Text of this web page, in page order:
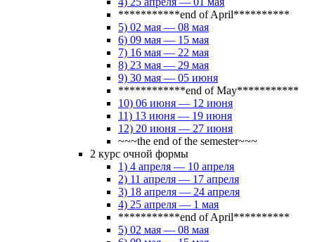
***********end of April**********
5) 02 мая — 08 мая
6) 09 мая — 15 мая
7) 16 мая — 22 мая
8) 23 мая — 29 мая
9) 30 мая — 05 июня
************end of May***********
10) 06 июня — 12 июня
11) 13 июня — 19 июня
12) 20 июня — 27 июня
~~~the end of the semester~~~
2 курс очной формы
1) 4 апреля — 10 апреля
2) 11 апреля — 17 апреля
3) 18 апреля — 24 апреля
4) 25 апреля — 1 мая
***********end of April**********
5) 02 мая — 08 мая